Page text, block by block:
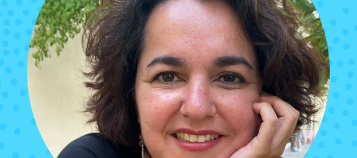
Actualités
À propos
Équipe
Instances